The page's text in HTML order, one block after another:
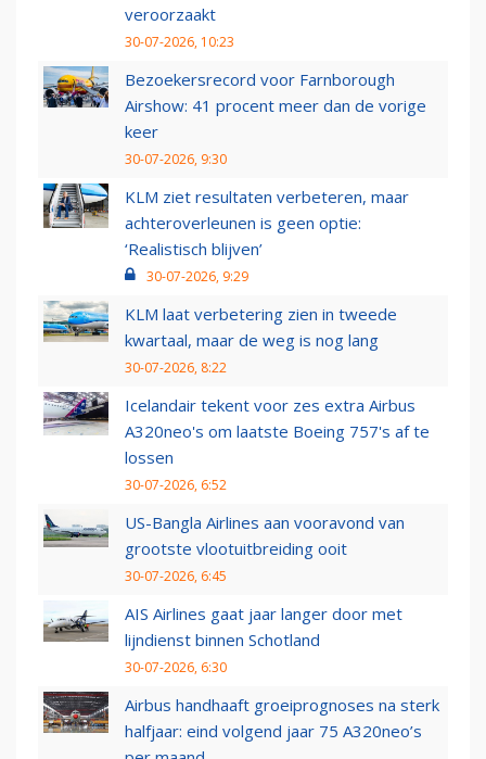
veroorzaakt
30-07-2026, 10:23
Bezoekersrecord voor Farnborough
Airshow: 41 procent meer dan de vorige
keer
30-07-2026, 9:30
KLM ziet resultaten verbeteren, maar
achteroverleunen is geen optie:
‘Realistisch blijven’
30-07-2026, 9:29
KLM laat verbetering zien in tweede
kwartaal, maar de weg is nog lang
30-07-2026, 8:22
Icelandair tekent voor zes extra Airbus
A320neo's om laatste Boeing 757's af te
lossen
30-07-2026, 6:52
US-Bangla Airlines aan vooravond van
grootste vlootuitbreiding ooit
30-07-2026, 6:45
AIS Airlines gaat jaar langer door met
lijndienst binnen Schotland
30-07-2026, 6:30
Airbus handhaaft groeiprognoses na sterk
halfjaar: eind volgend jaar 75 A320neo’s